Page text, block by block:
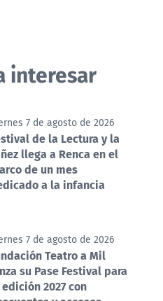
interesar
7 de agosto de 2026
de la Lectura y la
llega a Renca en el
de un mes
a la infancia
7 de agosto de 2026
Teatro a Mil
su Pase Festival para
2027 con